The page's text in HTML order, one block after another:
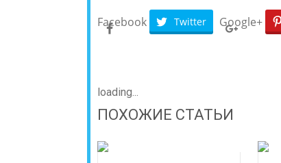
Facebook Twitter Google+
loading...
ПОХОЖИЕ СТАТЬИ